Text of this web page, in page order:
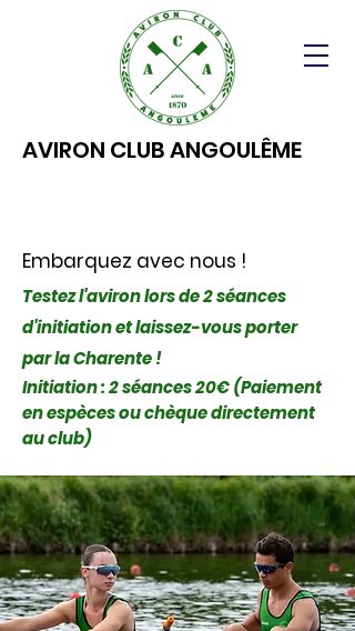
AVIRON CLUB ANGOULÊME
Embarquez avec nous !
Testez l'aviron lors de 2 séances
d'initiation et laissez-vous porter
par la Charente !
Initiation : 2 séances 20€ (Paiement
en espèces ou chèque directement
au club)